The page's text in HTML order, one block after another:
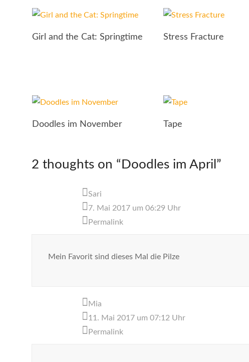
Girl and the Cat: Springtime
Stress Fracture
Doodles im November Tape
2 thoughts on “ Doodles im April ”
Sari
7. Mai 2017 um 06:29 Uhr
Permalink
Mein Favorit sind dieses Mal die Pilze
Mia
11. Mai 2017 um 07:12 Uhr
Permalink